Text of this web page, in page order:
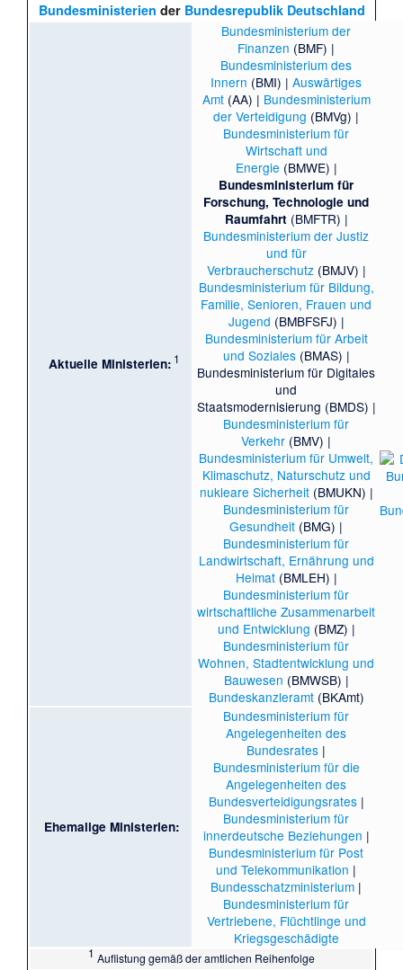
Bundesministerien der Bundesrepublik Deutschland
Aktuelle Ministerien: 1
Bundesministerium der
Finanzen (BMF) |
Bundesministerium des
Innern (BMI) |Auswärtiges
Amt(AA) | Bundesministerium
der Verteidigung (BMVg) |
Bundesministerium für
Wirtschaft und
Energie (BMWE) |
Bundesministerium für
Forschung, Technologie und
Raumfahrt(BMFTR) |
Bundesministerium der Justiz
und für
Verbraucherschutz (BMJV) |
Bundesministerium für Bildung,
Familie, Senioren, Frauen und
Jugend (BMBFSFJ) |
Bundesministerium für Arbeit
und Soziales(BMAS) |
Bundesministerium für Digitales
und
Staatsmodernisierung (BMDS) |
Bundesministerium für
Verkehr (BMV) |
Bundesministerium für Umwelt,
Klimaschutz, Naturschutz und
nukleare Sicherheit(BMUKN) |
Bundesministerium für
Gesundheit (BMG) |
Bundesministerium für
Landwirtschaft, Ernährung und
Heimat(BMLEH) |
Bundesministerium für
wirtschaftliche Zusammenarbeit
und Entwicklung (BMZ) |
Bundesministerium für
Wohnen, Stadtentwicklung und
Bauwesen (BMWSB) |
Bundeskanzleramt(BKAmt)
Ehemalige Ministerien:
Bundesministerium für
Angelegenheiten des
Bundesrates |
Bundesministerium für die
Angelegenheiten des
Bundesverteidigungsrates|
Bundesministerium für
innerdeutsche Beziehungen |
Bundesministerium für Post
und Telekommunikation |
Bundesschatzministerium |
Bundesministerium für
Vertriebene, Flüchtlinge und
Kriegsgeschädigte
1 Auflistung gemäß der amtlichen Reihenfolge